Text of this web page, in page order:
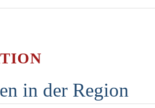
in der Region